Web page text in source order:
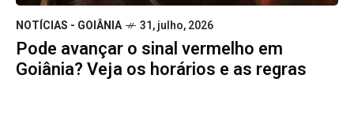
NOTÍCIAS - GOIÂNIA 31, julho, 2026
Pode avançar o sinal vermelho em
Goiânia? Veja os horários e as regras